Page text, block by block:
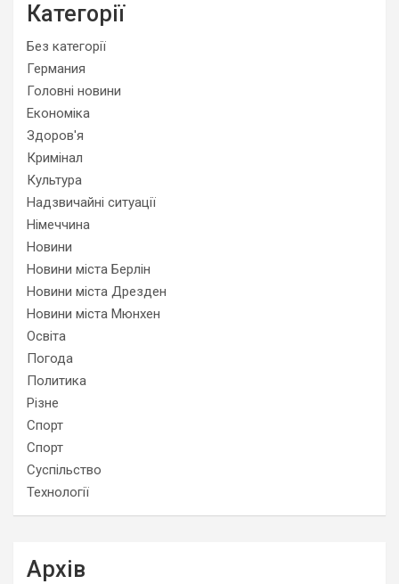
Категорії
Без категорії
Германия
Головні новини
Економіка
Здоров'я
Кримінал
Культура
Надзвичайні ситуації
Німеччина
Новини
Новини міста Берлін
Новини міста Дрезден
Новини міста Мюнхен
Освіта
Погода
Политика
Різне
Спорт
Спорт
Суспільство
Технології
Архів